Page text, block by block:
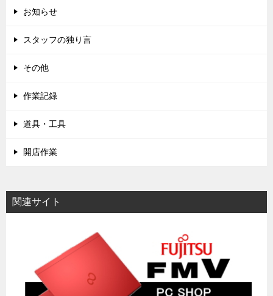
お知らせ
スタッフの独り言
その他
作業記録
道具・工具
開店作業
関連サイト